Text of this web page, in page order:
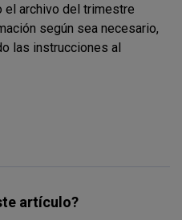
el archivo del trimestre
según sea necesario,
las instrucciones al
artículo?